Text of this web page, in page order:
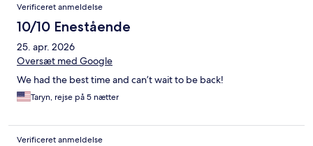
Verificeret anmeldelse
10/10 Enestående
25. apr. 2026
Oversæt med Google
We had the best time and can’t wait to be back!
Taryn, rejse på 5 nætter
Verificeret anmeldelse